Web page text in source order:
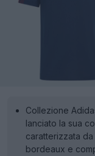
Collezione
lanciato la sua
caratterizzata
bordeaux e